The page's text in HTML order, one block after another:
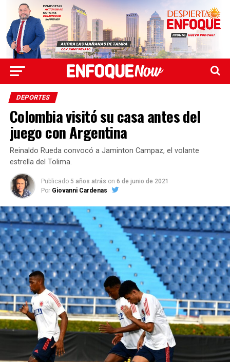
DEPORTES
Colombia visitó su casa antes del
juego con Argentina
Reinaldo Rueda convocó a Jaminton Campaz, el volante
estrella del Tolima.
Publicado 5 años atrás on 6 de junio de 2021
Por Giovanni Cardenas